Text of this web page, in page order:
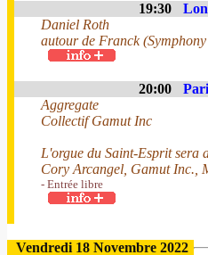
19:30
Daniel Roth
autour de Franck
20:00
Aggregate
Collectif Gamut Inc
L'orgue du Saint-Esprit sera
Cory Arcangel, Gamut Inc.,
- Entrée libre
Vendredi 18 Novembre 2022